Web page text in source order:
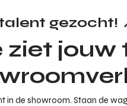
gezocht!
ziet jouw
in de showroom. Staan de